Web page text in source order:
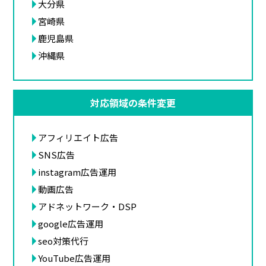
大分県
宮崎県
鹿児島県
沖縄県
対応領域の条件変更
アフィリエイト広告
SNS広告
instagram広告運用
動画広告
アドネットワーク・DSP
google広告運用
seo対策代行
YouTube広告運用